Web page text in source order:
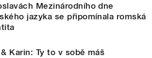
Mezinárodního dne
jazyka se připomínala romská
Karin: Ty to v sobě máš